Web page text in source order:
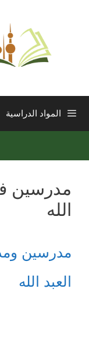
المواد الدراسية
مدرسين
الله
مدرسين
العبد الله